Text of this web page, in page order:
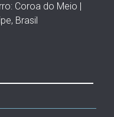
Coroa do Meio |
Brasil